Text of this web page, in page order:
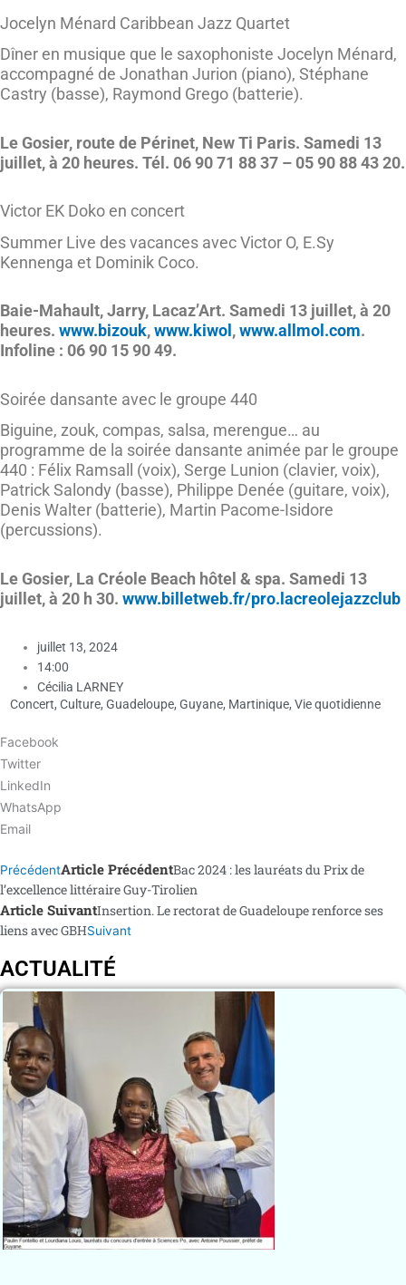
Jocelyn Ménard Caribbean Jazz Quartet
Dîner en musique que le saxophoniste Jocelyn Ménard,
accompagné de Jonathan Jurion (piano), Stéphane
Castry (basse), Raymond Grego (batterie).
Le Gosier, route de Périnet, New Ti Paris. Samedi 13
juillet, à 20 heures. Tél. 06 90 71 88 37 – 05 90 88 43 20.
Victor EK Doko en concert
Summer Live des vacances avec Victor O, E.Sy
Kennenga et Dominik Coco.
Baie-Mahault, Jarry, Lacaz’Art. Samedi 13 juillet, à 20
heures. www.bizouk,www.kiwol ,www.allmol.com.
Infoline : 06 90 15 90 49.
Soirée dansante avec le groupe 440
Biguine, zouk, compas, salsa, merengue… au
programme de la soirée dansante animée par le groupe
440 : Félix Ramsall (voix), Serge Lunion (clavier, voix),
Patrick Salondy (basse), Philippe Denée (guitare, voix),
Denis Walter (batterie), Martin Pacome-Isidore
(percussions).
Le Gosier, La Créole Beach hôtel & spa. Samedi 13
juillet, à 20 h 30. www.billetweb.fr/pro.lacreolejazzclub
juillet 13, 2024
14:00
Cécilia LARNEY
Concert, Culture, Guadeloupe, Guyane, Martinique, Vie quotidienne
Facebook
Twitter
LinkedIn
WhatsApp
Email
PrécédentArticle PrécédentBac 2024 : les lauréats du Prix de
l’excellence littéraire Guy-Tirolien
Article SuivantInsertion. Le rectorat de Guadeloupe renforce ses
liens avec GBHSuivant
ACTUALITÉ